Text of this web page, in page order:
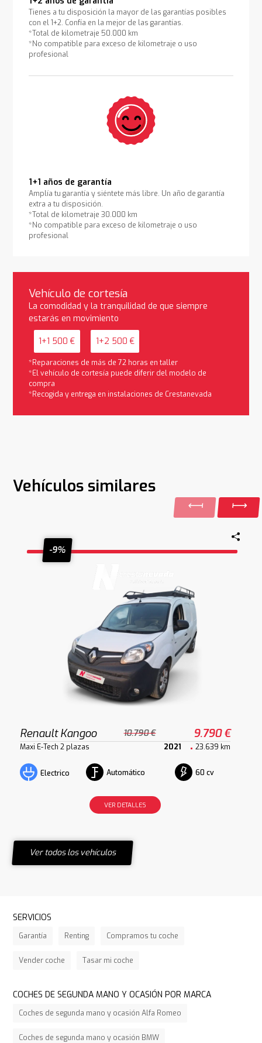
Tienes a tu disposición la mayor de las garantías posibles
con el 1+2. Confía en la mejor de las garantías.
*Total de kilometraje 50.000 km
*No compatible para exceso de kilometraje o uso
profesional
1+1 años de garantía
Amplía tu garantía y siéntete más libre. Un año de garantía
extra a tu disposición.
*Total de kilometraje 30.000 km
*No compatible para exceso de kilometraje o uso
profesional
Vehículo de cortesía
La comodidad y la tranquilidad de que siempre
estarás en movimiento
1+1 500 € 1+2 500 €
*Reparaciones de más de 72 horas en taller
*El vehículo de cortesía puede diferir del modelo de
compra
*Recogida y entrega en instalaciones de Crestanevada
Vehículos similares
-9%
Renault Kangoo 10.790 € 9.790 €
Maxi E-Tech 2 plazas 2021 23.639 km
Electrico Automático 60 cv
VER DETALLES
Ver todos los vehículos
SERVICIOS
Garantía Renting Compramos tu coche
Vender coche Tasar mi coche
COCHES DE SEGUNDA MANO Y OCASIÓN POR MARCA
Coches de segunda mano y ocasión Alfa Romeo
Coches de segunda mano y ocasión BMW